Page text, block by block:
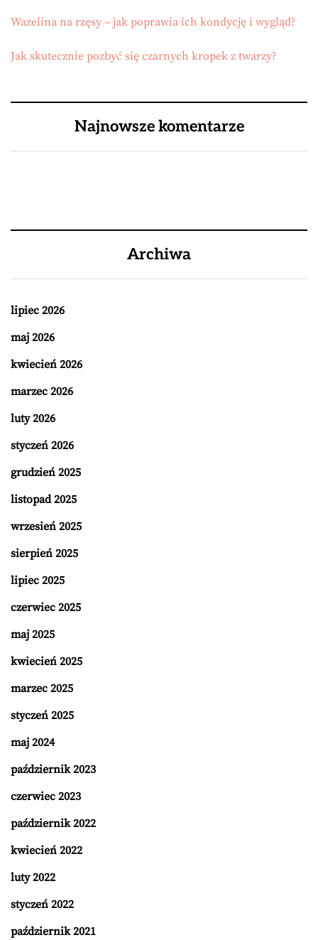
Wazelina na rzęsy – jak poprawia ich kondycję i wygląd?
Jak skutecznie pozbyć się czarnych kropek z twarzy?
Najnowsze komentarze
Archiwa
lipiec 2026
maj 2026
kwiecień 2026
marzec 2026
luty 2026
styczeń 2026
grudzień 2025
listopad 2025
wrzesień 2025
sierpień 2025
lipiec 2025
czerwiec 2025
maj 2025
kwiecień 2025
marzec 2025
styczeń 2025
maj 2024
październik 2023
czerwiec 2023
październik 2022
kwiecień 2022
luty 2022
styczeń 2022
październik 2021